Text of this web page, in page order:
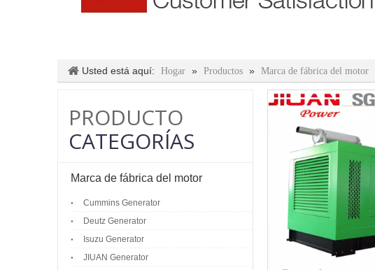
Usted está aquí: Hogar » Productos » Marca de fábrica del motor
PRODUCTO
CATEGORÍAS
Marca de fábrica del motor
Cummins Generator
Deutz Generator
Isuzu Generator
JIUAN Generator